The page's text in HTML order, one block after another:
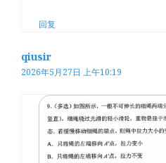
回复
qiusir
2026年5月27日 上午10:19